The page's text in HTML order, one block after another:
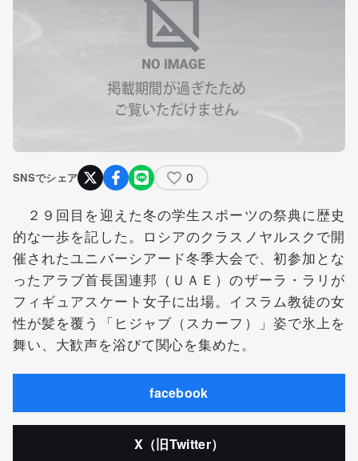
SNSでシェア 0
２９回目を迎えた冬の学生スポーツの祭典に歴史
的な一歩を記した。ロシアのクラスノヤルスクで開
催されたユニバーシアード冬季大会で、初参加とな
ったアラブ首長国連邦（ＵＡＥ）のザーラ・ラリが
フィギュアスケート女子に出場。イスラム教徒の女
性が髪を覆う「ヒジャブ（スカーフ）」姿で氷上を
舞い、大歓声を浴びて関心を集めた。
facebook
X（旧Twitter）